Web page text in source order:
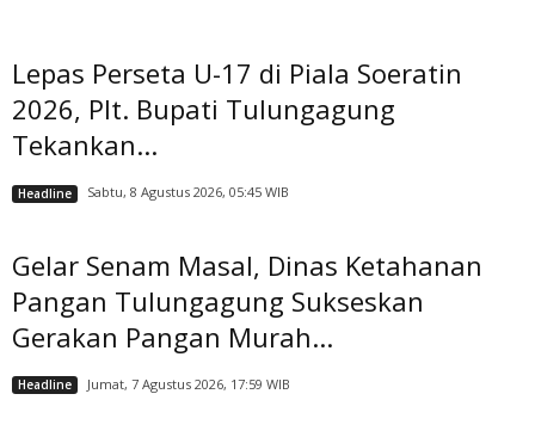
Lepas Perseta U-17 di Piala Soeratin
2026, Plt. Bupati Tulungagung
Tekankan...
Headline Sabtu, 8 Agustus 2026, 05:45 WIB
Gelar Senam Masal, Dinas Ketahanan
Pangan Tulungagung Sukseskan
Gerakan Pangan Murah...
Headline Jumat, 7 Agustus 2026, 17:59 WIB